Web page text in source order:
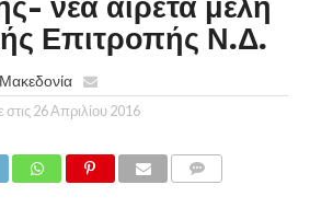
νέα αιρετά μέλη
Επιτροπής Ν.Δ.
26 Απριλίου 2016